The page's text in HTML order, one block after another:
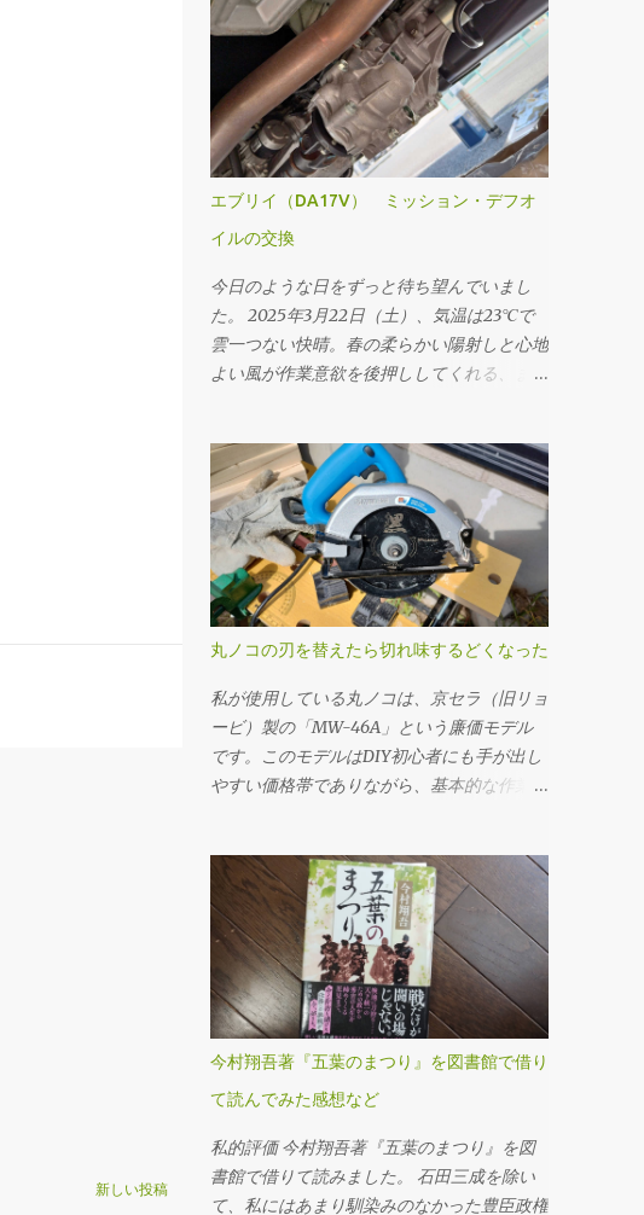
新しい投稿
エブリイ（DA17V） ミッション・デフオ
イルの交換
今日のような日をずっと待ち望んでいまし
た。 2025年3月22日（土）、気温は23℃で
雲一つない快晴。春の柔らかい陽射しと心地
よい風が作業意欲を後押ししてくれる、まさ
と前後デフオイル（フロント・リア）の交
換。車にとっての“血液”とも言えるオイルを
新しくすることで、走行フィーリングの改善
はもちろん、長く付き合っていくためのメン
テナンスとしても重要な作業です。 まず取
りかかったのはミッションオイルの交換。
工具は10mmのドレンプラグソケットを使
用。手順としては、フィラープラグ → ドレ
ンプラグ の順に外していきます。これは必
ず守るべき基本です。先にフィラープラグを
はずさないと、ドレンだけ抜いてしまった後
でオイルを入れられない、クルマを動かすこ
ほか力が必要でした。固着していたのか、レ
ンチに体重をかけるようにしてようやく回る
という状態でした。じっくり慎重にトルクを
かけていきました。クルマの下に潜っての作
業なので、なかなか思うように力を入れられ
ません。 ドレンプラグの磁石にはかなりの
鉄粉が付いてましたが、抜いたオイル自体は
そんなに汚れている感じはしませんでした。
フィラー・ドレンプラグ共に、締め付けトル
レンチを久しぶりに使ってみました。 ここ
（フィラーも）は液体ガスケットを塗布する
丸ノコの刃を替えたら切れ味するどくなった
私が使用している丸ノコは、京セラ（旧リョ
ービ）製の「MW-46A」という廉価モデル
です。このモデルはDIY初心者にも手が出し
やすい価格帯でありながら、基本的な作業に
ノコの刃）は24P（刃数24枚）のものでした
が、最初のうちは「こんなものか」と特に深
く考えずに使用していました。切断面も多少
ささくれが残るものの、DIYレベルであれば
許容範囲だろうと感じていたのです。 とこ
ろが、使用を重ねるうちに、私は重大なミス
を経験することになります。特に初期の頃
は、安全対策や正しい使用方法に対する理解
が浅く、いわゆる「キックバック（材料や刃
ました。丸ノコ本体が突然自分の方へ飛び出
したり、切断中の木材がものすごい勢いで前
今村翔吾著『五葉のまつり』を図書館で借り
て読んでみた感想など
私的評価 今村翔吾著『五葉のまつり』を図
書館で借りて読みました。 石田三成を除い
て、私にはあまり馴染みのなかった豊臣政権